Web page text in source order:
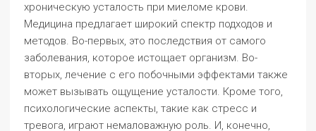
хроническую усталость при миеломе крови.
Медицина предлагает широкий спектр подходов и
методов. Во-первых, это последствия от самого
заболевания, которое истощает организм. Во-
вторых, лечение с его побочными эффектами также
может вызывать ощущение усталости. Кроме того,
психологические аспекты, такие как стресс и
тревога, играют немаловажную роль. И, конечно,